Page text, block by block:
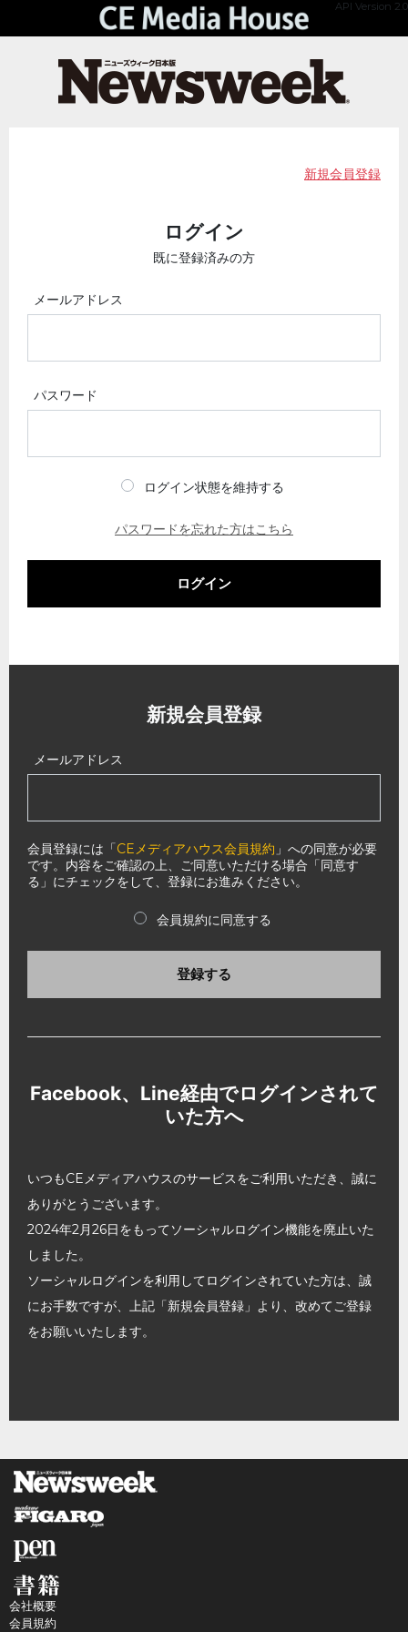
API Version 2.0
新規会員登録
ログイン
既に登録済みの方
メールアドレス
パスワード
ログイン状態を維持する
パスワードを忘れた方はこちら
ログイン
新規会員登録
メールアドレス
会員登録には「CEメディアハウス会員規約 」への同意が必要
です。内容をご確認の上、ご同意いただける場合「同意す
る」にチェックをして、登録にお進みください。
会員規約に同意する
登録する
Facebook、Line経由でログインされて
いた方へ
いつもCEメディアハウスのサービスをご利用いただき、誠に
ありがとうございます。
2024年2月26日をもってソーシャルログイン機能を廃止いた
しました。
ソーシャルログインを利用してログインされていた方は、誠
にお手数ですが、上記「新規会員登録」より、改めてご登録
をお願いいたします。
会社概要
会員規約